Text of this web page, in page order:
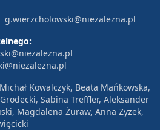
g.wierzcholowski@niezalezna.pl
Kowalczyk, Beata Mańkowska,
Sabina Treffler, Aleksander
Magdalena Żuraw, Anna Zyzek,